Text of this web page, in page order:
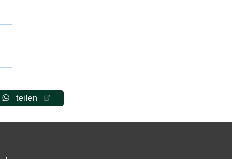
teilen